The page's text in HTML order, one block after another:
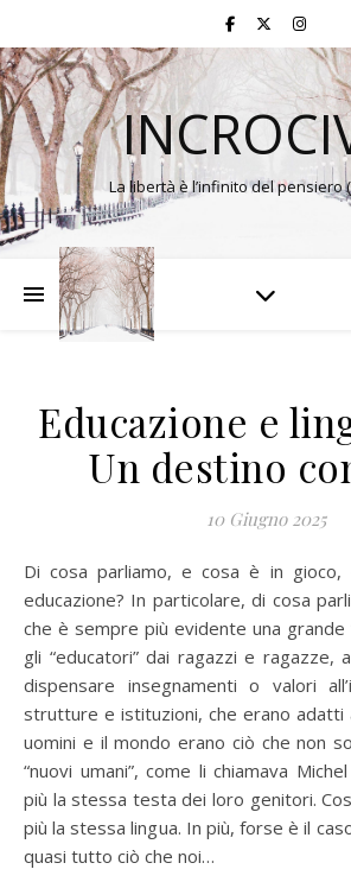
La libertà è l’infinito del pensiero
Educazione e
Un destino
10 Giugno 2025
Di cosa parliamo, e cosa è in gioco, quando si parla di
educazione? In particolare, di cosa
che è sempre più evidente una grande
gli “educatori” dai ragazzi e ragazze,
dispensare insegnamenti o valori
strutture e istituzioni, che erano adatti
uomini e il mondo erano ciò che non
“nuovi umani”, come li chiamava
più la stessa testa dei loro genitori.
più la stessa lingua. In più, forse è il
quasi tutto ciò che noi…